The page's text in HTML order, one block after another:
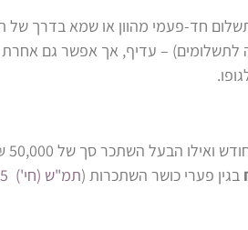
חד-פעמי מהוון או שמא בדרך של
– עדיף, אך אפשר גם אחרת
בגין פערי כושר השתכרות (תמ"ש (חי') 6960/05